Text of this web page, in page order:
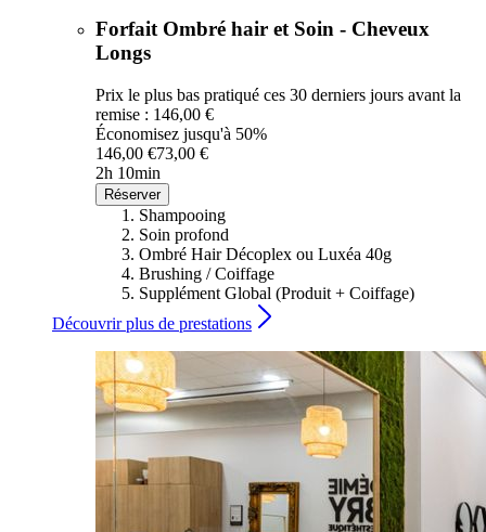
Forfait Ombré hair et Soin - Cheveux
Longs
Prix le plus bas pratiqué ces 30 derniers jours avant la
remise : 146,00 €
Économisez jusqu'à 50%
146,00 €73,00 €
2h 10min
Réserver
Shampooing
Soin profond
Ombré Hair Décoplex ou Luxéa 40g
Brushing / Coiffage
Supplément Global (Produit + Coiffage)
Découvrir plus de prestations